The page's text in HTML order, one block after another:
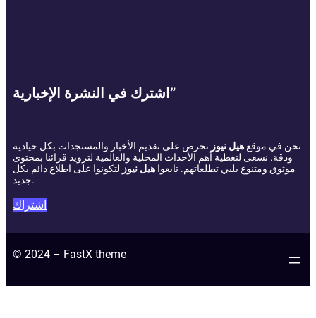
اشترك في النشرة الإخبارية”
نحن في موقعهيل نيوز نحرص على تقديم الأخبار والمستجدات بكل حيادية
ودقة. نسعى لتغطية أهم الأحداث المحلية والعالمية لتزويد قرائنا بمحتوى
موثوق ومتنوع يلبي تطلعاتهم. تابعوا هيل نيوز لتكونوا على اطلاع دائم بكل
جديد.
اشتراك
© 2024 – FastX theme